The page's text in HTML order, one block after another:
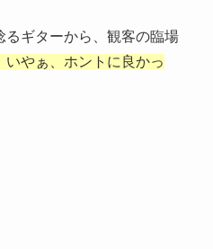
ギターから、観客の臨場
いやぁ、ホントに良かっ